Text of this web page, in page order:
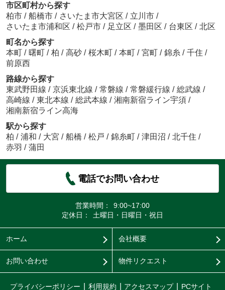
市区町村から探す
柏市 / 船橋市 / さいたま市大宮区 / 立川市 /
さいたま市浦和区 / 松戸市 / 足立区 / 墨田区 / 台東区 / 北区
町名から探す
本町 / 曙町 / 柏 / 高砂 / 桜木町 / 本町 / 宮町 / 錦糸 / 千住 /
前原西
路線から探す
東武野田線 / 京浜東北線 / 常磐線 / 常磐緩行線 / 総武線 /
高崎線 / 東北本線 / 総武本線 / 湘南新宿ライン宇須 /
湘南新宿ライン高海
駅から探す
柏 / 浦和 / 大宮 / 船橋 / 松戸 / 錦糸町 / 津田沼 / 北千住 /
赤羽 / 蒲田
電話でお問い合わせ
営業時間：
9:00~17:00
定休日：
土曜日・日曜日・祝日
ホーム 会社概要
お問い合わせ 物件リクエスト
プライバシーポリシー 利用規約 アクセスマップ PCサイト